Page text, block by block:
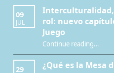
09
JUL
Interculturalidad,
rol: nuevo
Juego
Continue reading“Interculturalidad, educación y juegos de rol: nuevo capítulo sobre el Mentor del Juego”
…
29
¿Qué es la Mesa